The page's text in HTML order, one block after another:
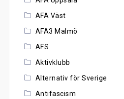
AFA Väst
AFA3 Malmö
AFS
Aktivklubb
Alternativ för Sverige
Antifascism